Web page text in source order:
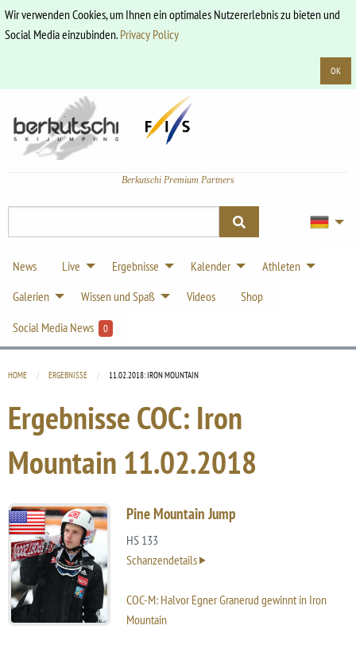
Wir verwenden Cookies, um Ihnen ein optimales Nutzererlebnis zu bieten und
Social Media einzubinden.Privacy Policy
OK
Berkutschi Premium Partners
News Live Ergebnisse Kalender
Athleten
Galerien
Wissen und Spaß Videos
Shop
Social Media News
0
HOME ERGEBNISSE CURRENT:
11.02.2018: IRON MOUNTAIN
Ergebnisse COC: Iron
Mountain 11.02.2018
Pine Mountain Jump
HS 133
Schanzendetails
COC-M: Halvor Egner Granerud gewinnt in Iron
Mountain